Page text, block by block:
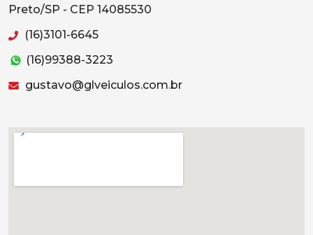
Preto/SP - CEP 14085530
(16)3101-6645
(16)99388-3223
gustavo@glveiculos.com.br